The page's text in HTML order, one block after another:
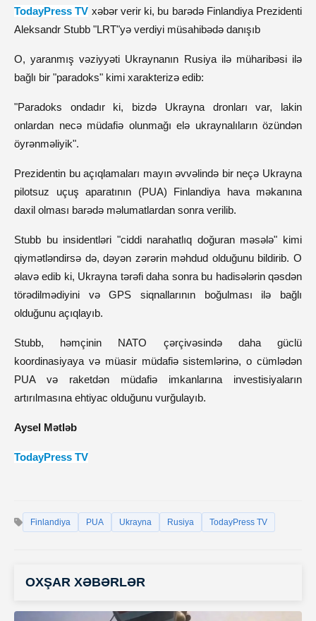
TodayPress TV xəbər verir ki, bu barədə Finlandiya Prezidenti
Aleksandr Stubb "LRT"yə verdiyi müsahibədə danışıb
O, yaranmış vəziyyəti Ukraynanın Rusiya ilə müharibəsi ilə
bağlı bir "paradoks" kimi xarakterizə edib:
"Paradoks ondadır ki, bizdə Ukrayna dronları var, lakin
onlardan necə müdafiə olunmağı elə ukraynalıların özündən
öyrənməliyik".
Prezidentin bu açıqlamaları mayın əvvəlində bir neçə Ukrayna
pilotsuz uçuş aparatının (PUA) Finlandiya hava məkanına
daxil olması barədə məlumatlardan sonra verilib.
Stubb bu insidentləri "ciddi narahatlıq doğuran məsələ" kimi
qiymətləndirsə də, dəyən zərərin məhdud olduğunu bildirib. O
əlavə edib ki, Ukrayna tərəfi daha sonra bu hadisələrin qəsdən
törədilmədiyini və GPS siqnallarının boğulması ilə bağlı
olduğunu açıqlayıb.
Stubb, həmçinin NATO çərçivəsində daha güclü
koordinasiyaya və müasir müdafiə sistemlərinə, o cümlədən
PUA və raketdən müdafiə imkanlarına investisiyaların
artırılmasına ehtiyac olduğunu vurğulayıb.
Aysel Mətləb
TodayPress TV
Finlandiya PUA Ukrayna Rusiya TodayPress TV
OXŞAR XƏBƏRLƏR